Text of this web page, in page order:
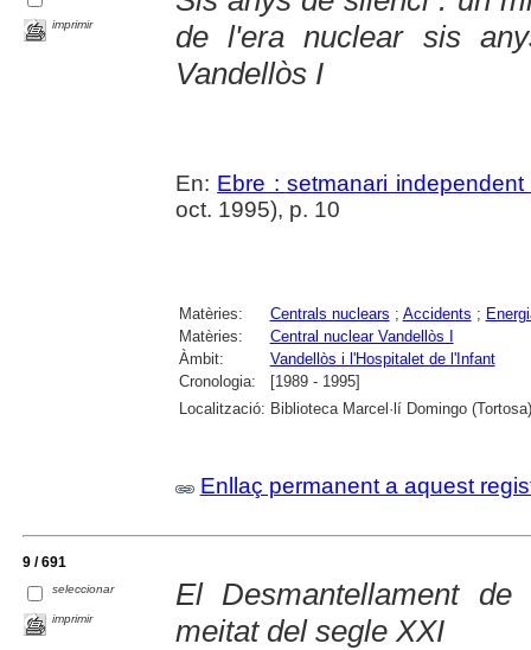
imprimir
de l'era nuclear sis
Vandellòs I
En: Ebre : setmanari
oct. 1995), p. 10
Matèries: Centrals nuclears ; Accidents ;
Matèries:
Central nuclear Vandellòs I
Àmbit:
Vandellòs i l'Hospitalet de l'Infant
Cronologia:
[1989 - 1995]
Localització: Biblioteca Marcel·lí Domingo (Tortosa)
Enllaç permanent a aquest
9 / 691
seleccionar
imprimir
El Desmantellament
meitat del segle XXI